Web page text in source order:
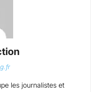
les journalistes et